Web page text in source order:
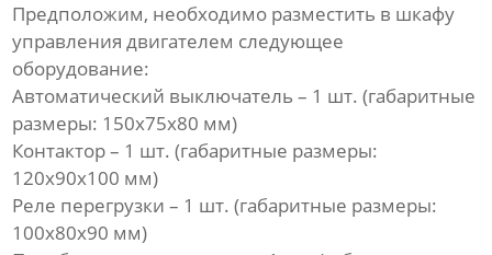
Предположим, необходимо разместить в шкафу
управления двигателем следующее
оборудование:
Автоматический выключатель – 1 шт. (габаритные
размеры: 150x75x80 мм)
Контактор – 1 шт. (габаритные размеры:
120x90x100 мм)
Реле перегрузки – 1 шт. (габаритные размеры:
100x80x90 мм)